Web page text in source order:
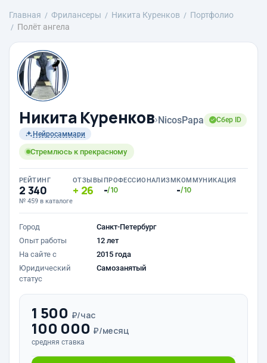
Главная Фрилансеры Никита Куренков
Портфолио
Полёт ангела
Никита Куренков›NicosPapa
Сбер ID
Нейросаммари
Стремлюсь к прекрасному
РЕЙТИНГ
2 340
№ 459 в каталоге
ОТЗЫВЫ
26
ПРОФЕССИОНАЛИЗМ
-/10
КОММУНИКАЦИЯ
-/10
Город
Санкт-Петербург
Опыт работы
12 лет
На сайте с
2015 года
Юридический
статус
Самозанятый
1 500 ₽/час
100 000 ₽/месяц
средняя ставка